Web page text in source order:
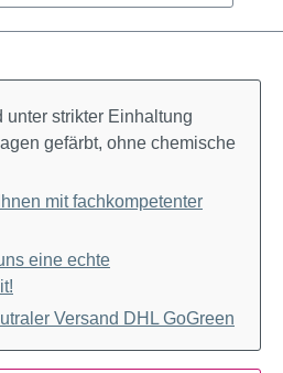
unter strikter Einhaltung
gefärbt, ohne chemische
mit fachkompetenter
eine echte
Versand DHL GoGreen